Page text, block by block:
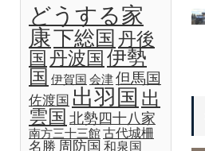
どうする家
康下総国 丹後
国 丹波国 伊勢
国 伊賀国 会津但馬国
佐渡国 出羽国 出
雲国 北勢四十八家
南方三十三館古代城柵
名勝 周防国 和泉国